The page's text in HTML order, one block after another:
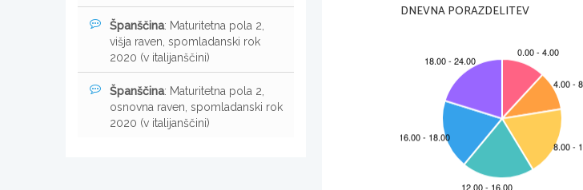
DNEVNA PORAZDELITEV
Španščina: Maturitetna pola 2,
višja raven, spomladanski rok
2020 (v italijanščini)
Španščina: Maturitetna pola 2,
osnovna raven, spomladanski rok
2020 (v italijanščini)